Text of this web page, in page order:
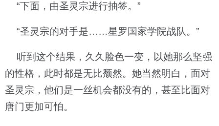
“下面，由圣灵宗进行抽签。”
“圣灵宗的对手是……星罗国家学院战队。”
听到这个结果，久久脸色一变，以她那么坚强
的性格，此时都是无比颓然。她当然明白，面对
圣灵宗，他们是一丝机会都没有的，甚至比面对
唐门更加可怕。